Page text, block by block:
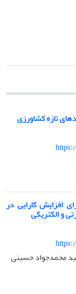
تازه کشاورزی
افزایش کارایی در
و الکتریکی
محمدجواد حسینی